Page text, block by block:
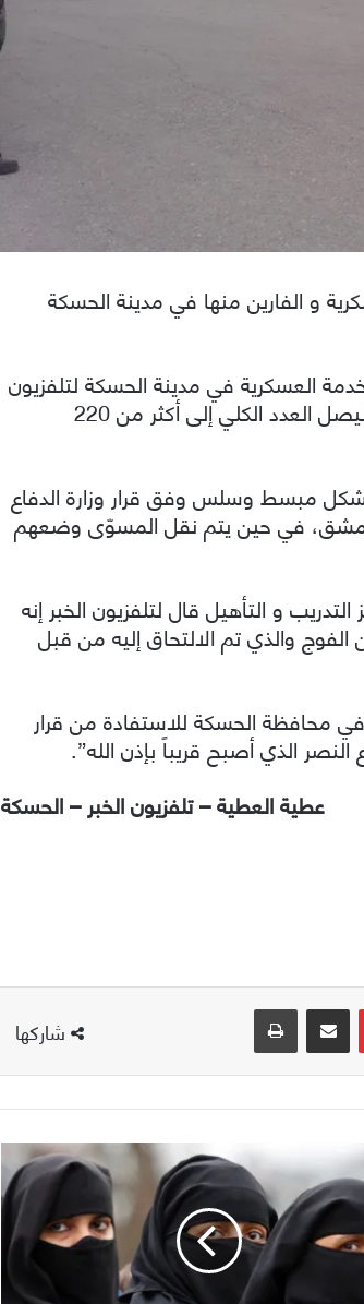
و الفارين منها في مدينة الحسكة
العسكرية في مدينة الحسكة لتلفزيون
الخبر إنه ” تم تسوية أوضاع 19 من المواطنين اليوم الأحد ، ليصل العدد الكلي إلى أكثر من 220
مبسط وسلس وفق قرار وزارة الدفاع
في حين يتم نقل المسوّى وضعهم
مركز التدريب و التأهيل قال لتلفزيون الخبر إنه
والذي تم الالتحاق إليه من قبل
محافظة الحسكة للاستفادة من قرار
الذي أصبح قريباً بإذن الله”.
عطية العطية – تلفزيون الخبر – الحسكة
شاركها
بينتيريست مشاركة عبر البريد طباعة